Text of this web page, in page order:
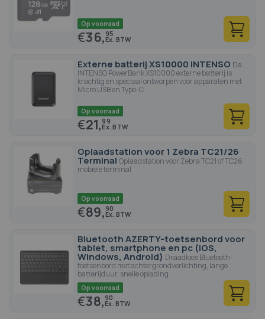
Op voorraad
€36,95
Externe batterij XS10000 INTENSO De
INTENSO PowerBank XS10000 externe batterij is
krachtig en speciaal ontworpen voor apparaten met
Micro USB en Type-C
Op voorraad
€21,99
Oplaadstation voor 1 Zebra TC21/26
Terminal Oplaadstation voor Zebra TC21 of TC26
mobiele terminal
Op voorraad
€89,90
Bluetooth AZERTY-toetsenbord voor
tablet, smartphone en pc (iOS,
Windows, Android) Draadloos Bluetooth-
toetsenbord met achtergrondverlichting, lange
batterijduur, snelle oplading.
Op voorraad
€38,90